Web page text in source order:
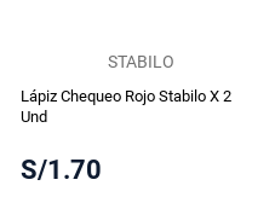
STABILO
Lápiz Chequeo Rojo Stabilo X 2
Und
S/1.70